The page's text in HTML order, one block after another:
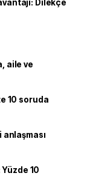
Dilekçe
aile ve
10 soruda
Yüzde 10